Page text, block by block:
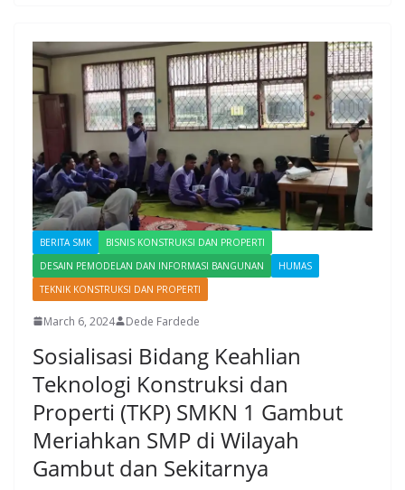
BERITA SMK
BISNIS KONSTRUKSI DAN PROPERTI
DESAIN PEMODELAN DAN INFORMASI BANGUNAN
HUMAS
TEKNIK KONSTRUKSI DAN PROPERTI
March 6, 2024 Dede Fardede
Sosialisasi Bidang Keahlian
Teknologi Konstruksi dan
Properti (TKP) SMKN 1 Gambut
Meriahkan SMP di Wilayah
Gambut dan Sekitarnya